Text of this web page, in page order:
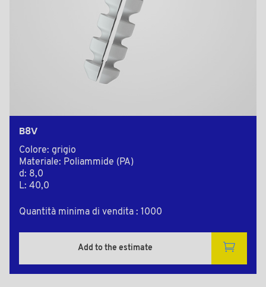
B8V
Colore: grigio
Materiale: Poliammide (PA)
d: 8,0
L: 40,0
Quantità minima di vendita : 1000
Add to the estimate